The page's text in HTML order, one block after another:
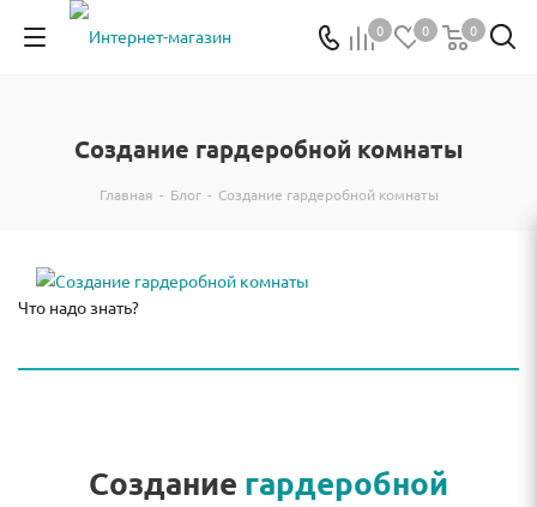
0 0 0
Создание гардеробной комнаты
Главная - Блог - Создание гардеробной комнаты
Что надо знать?
Создание гардеробной